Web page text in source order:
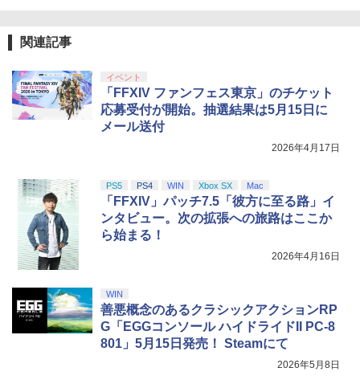
関連記事
イベント
「FFXIV ファンフェス東京」のチケット
応募受付が開始。抽選結果は5月15日に
メール送付
2026年4月17日
PS5 PS4 WIN Xbox SX Mac
「FFXIV」パッチ7.5「彼方に至る路」イ
ンタビュー。次の拡張への旅路はここか
ら始まる！
2026年4月16日
WIN
善悪概念のあるクラシックアクションRP
G「EGGコンソール ハイドライドII PC-8
801」5月15日発売！ Steamにて
2026年5月8日